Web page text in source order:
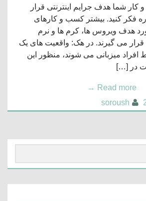
شما هدف جرایم اینترنتی قرار
فکر کنید. بیشتر کسب و کارهای
هدف ویروس ها، کرم ها و نرم
می گیرند. در هک: واقعیت های یک
افراد میزبانی می شوند، منظور این
Read more
→
soroush